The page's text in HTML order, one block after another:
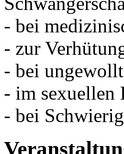
- bei
- zur
- bei
- im sexuellen
- bei